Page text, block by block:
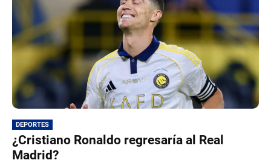
DEPORTES
¿Cristiano Ronaldo regresaría al Real
Madrid?